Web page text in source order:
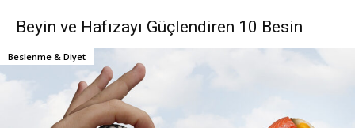
Beyin ve Hafızayı Güçlendiren 10 Besin
Beslenme & Diyet